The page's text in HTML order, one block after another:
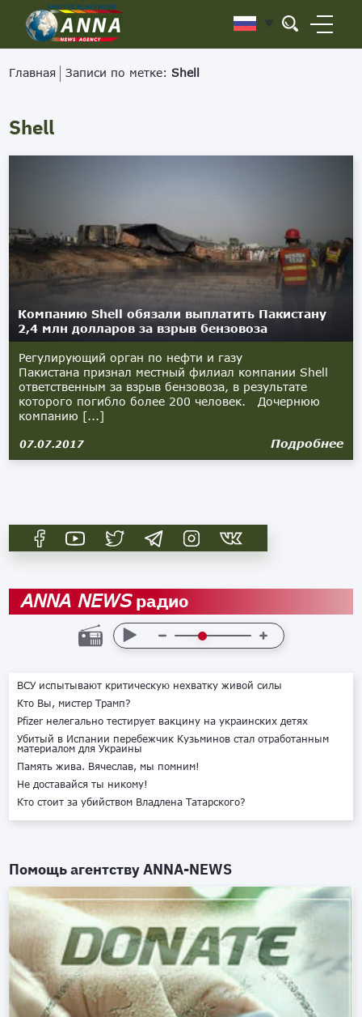
Главная Записи по метке: Shell
Shell
Компанию Shell обязали выплатить Пакистану
2,4 млн долларов за взрыв бензовоза
Регулирующий орган по нефти и газу
Пакистана признал местный филиал компании Shell
ответственным за взрыв бензовоза, в результате
которого погибло более 200 человек. Дочернюю
компанию [...]
07.07.2017 Подробнее
ANNA NEWSрадио
ВСУ испытывают критическую нехватку живой силы
Кто Вы, мистер Трамп?
Pfizer нелегально тестирует вакцину на украинских детях
Убитый в Испании перебежчик Кузьминов стал отработанным
материалом для Украины
Память жива. Вячеслав, мы помним!
Не доставайся ты никому!
Кто стоит за убийством Владлена Татарского?
Помощь агентствуANNA-NEWS